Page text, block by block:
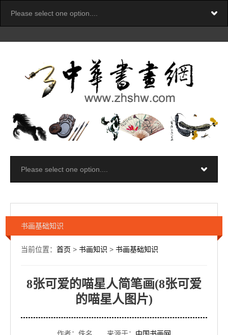
书画基础知识
当前位置： 首页 > 书画知识 > 书画基础知识
8张可爱的喵星人简笔画(8张可爱
的喵星人图片)